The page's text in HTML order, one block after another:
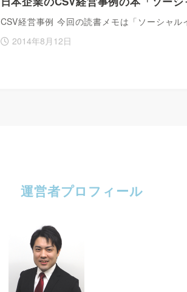
CSV経営事例 今回の読書メモは「ソーシャ
2014年8月12日
運営者プロフィール